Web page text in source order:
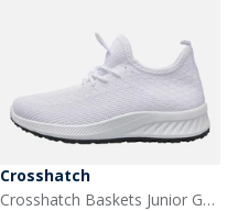
Crosshatch
Crosshatch Baskets Junior Garçon Antioch Blanc